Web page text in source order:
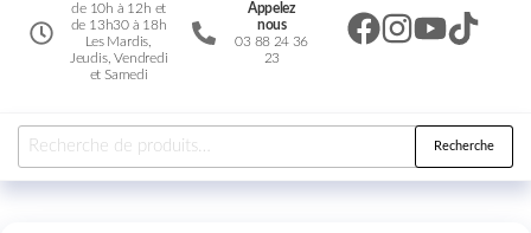
de 10h à 12h et
de 13h30 à 18h
Les Mardis,
Jeudis, Vendredi
et Samedi
Appelez
nous
03 88 24 36
23
Recherche